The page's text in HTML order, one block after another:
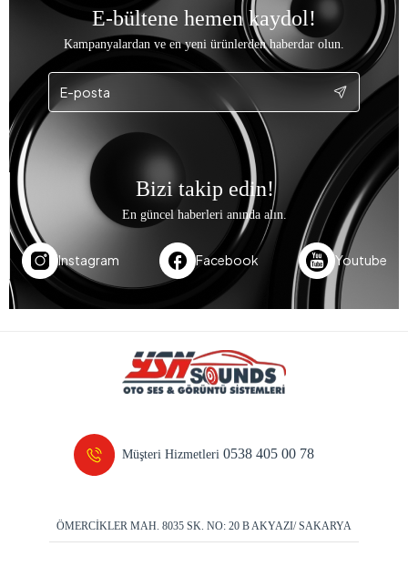
E-bültene hemen kaydol!
Kampanyalardan ve en yeni ürünlerden haberdar olun.
Bizi takip edin!
En güncel haberleri anında alın.
Instagram Facebook Youtube
Müşteri Hizmetleri0538 405 00 78
ÖMERCİKLER MAH. 8035 SK. NO: 20 B AKYAZI/ SAKARYA